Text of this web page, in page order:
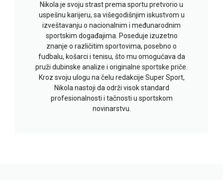
Nikola je svoju strast prema sportu pretvorio u
uspešnu karijeru, sa višegodišnjim iskustvom u
izveštavanju o nacionalnim i međunarodnim
sportskim događajima. Poseduje izuzetno
znanje o različitim sportovima, posebno o
fudbalu, košarci i tenisu, što mu omogućava da
pruži dubinske analize i originalne sportske priče.
Kroz svoju ulogu na čelu redakcije Super Sport,
Nikola nastoji da održi visok standard
profesionalnosti i tačnosti u sportskom
novinarstvu.